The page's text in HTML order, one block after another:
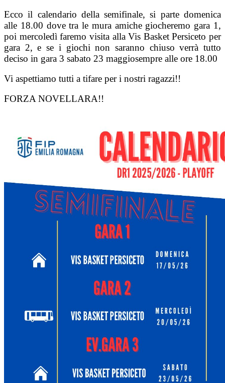
Ecco il calendario della semifinale, si parte domenica
alle 18.00 dove tra le mura amiche giocheremo gara 1,
poi mercoledì faremo visita alla Vis Basket Persiceto per
gara 2, e se i giochi non saranno chiuso verrà tutto
deciso in gara 3 sabato 23 maggiosempre alle ore 18.00
Vi aspettiamo tutti a tifare per i nostri ragazzi!!
FORZA NOVELLARA!!